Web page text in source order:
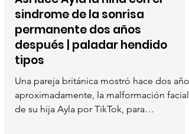
Mundo
Así luce Ayla la niña con el
sindrome de la sonrisa
permanente dos años
después | paladar hendido
tipos
Una pareja británica mostró hace dos años